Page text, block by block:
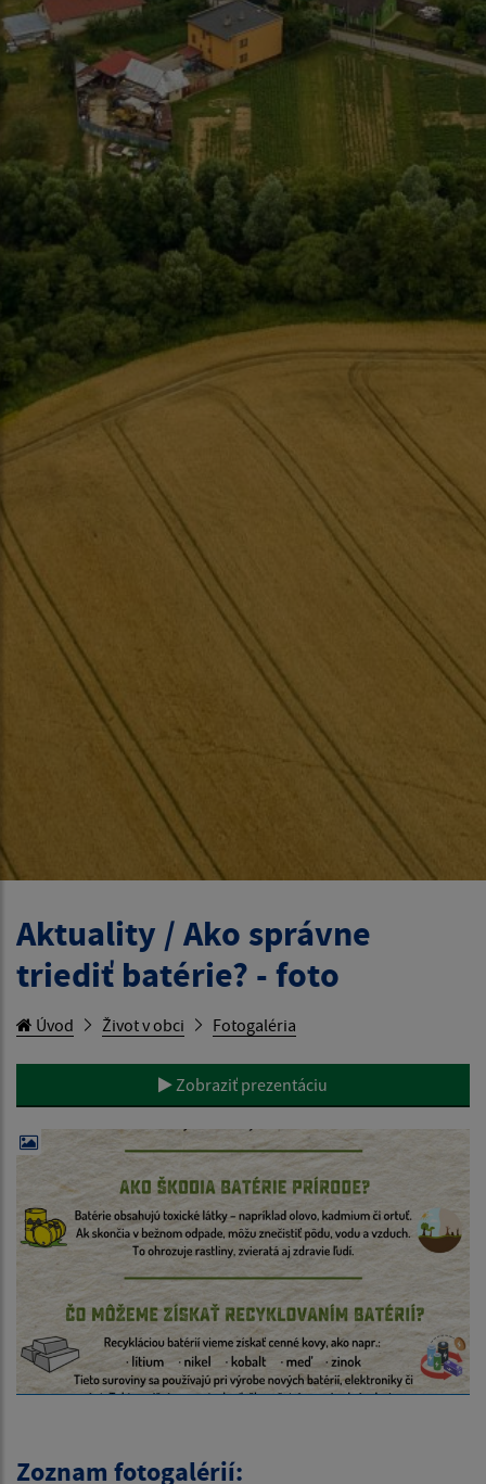
Aktuality / Ako správne
triediť batérie? - foto
Úvod Život v obci Fotogaléria
Zobraziť prezentáciu
Zoznam fotogalérií: